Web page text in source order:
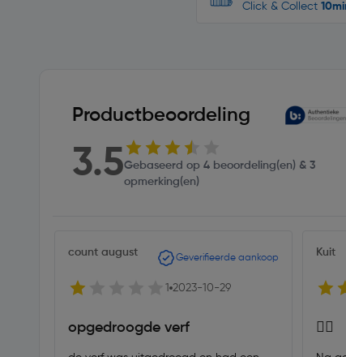
Click & Collect
Productbeoordeling
3.5Gebaseerd op 4 beoordeling(en) & 3
opmerking(en)
count august Geverifieerde aankoop
1 2023-10-29
opgedroogde verf
Kuit
👍🏻